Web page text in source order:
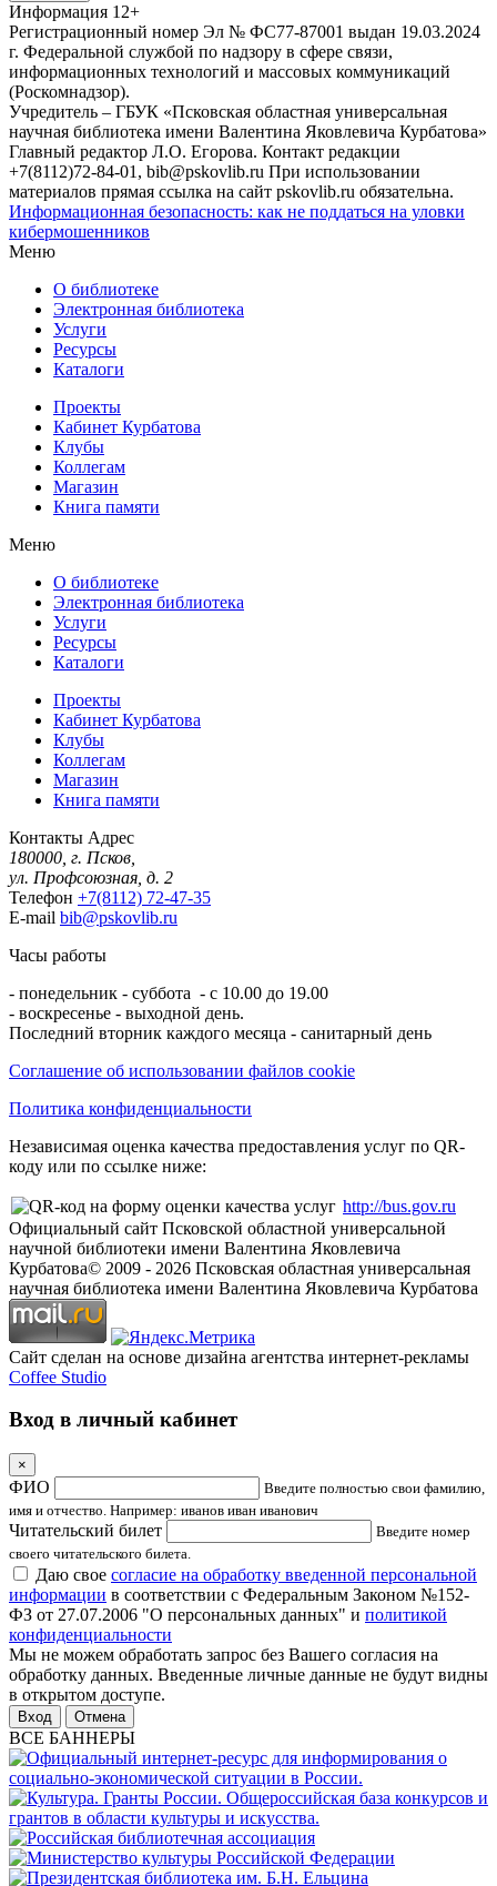
Информация 12+
Регистрационный номер Эл № ФС77-87001 выдан 19.03.2024
г. Федеральной службой по надзору в сфере связи,
информационных технологий и массовых коммуникаций
(Роскомнадзор).
Учредитель – ГБУК «Псковская областная универсальная
научная библиотека имени Валентина Яковлевича Курбатова»
Главный редактор Л.О. Егорова. Контакт редакции
+7(8112)72-84-01, bib@pskovlib.ru При использовании
материалов прямая ссылка на сайт pskovlib.ru обязательна.
Информационная безопасность: как не поддаться на уловки
кибермошенников
Меню
О библиотеке
Электронная библиотека
Услуги
Ресурсы
Каталоги
Проекты
Кабинет Курбатова
Клубы
Коллегам
Магазин
Книга памяти
Меню
О библиотеке
Электронная библиотека
Услуги
Ресурсы
Каталоги
Проекты
Кабинет Курбатова
Клубы
Коллегам
Магазин
Книга памяти
Контакты Адрес
180000, г. Псков,
ул. Профсоюзная, д. 2
Телефон +7(8112) 72-47-35
E-mail bib@pskovlib.ru
Часы работы
- понедельник - суббота - с 10.00 до 19.00
- воскресенье - выходной день.
Последний вторник каждого месяца - санитарный день
Соглашение об использовании файлов cookie
Политика конфиденциальности
Независимая оценка качества предоставления услуг по QR-
коду или по ссылке ниже:
http://bus.gov.ru
Официальный сайт Псковской областной универсальной
научной библиотеки имени Валентина Яковлевича
Курбатова© 2009 - 2026 Псковская областная универсальная
научная библиотека имени Валентина Яковлевича Курбатова
Сайт сделан на основе дизайна агентства интернет-рекламы
Coffee Studio
Вход в личный кабинет
×
ФИО
Введите полностью свои фамилию,
имя и отчество. Например: иванов иван иванович
Читательский билет
Введите номер
своего читательского билета.
Даю свое согласие на обработку введенной персональной
информации в соответствии с Федеральным Законом №152-
ФЗ от 27.07.2006 "О персональных данных" и политикой
конфиденциальности
Мы не можем обработать запрос без Вашего согласия на
обработку данных. Введенные личные данные не будут видны
в открытом доступе.
Отмена
ВСЕ БАННЕРЫ